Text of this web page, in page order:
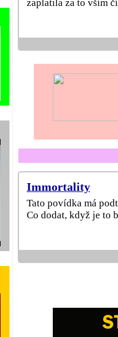
zaplatila za to vším
Immortality
Tato povídka má
Co dodat, když je to